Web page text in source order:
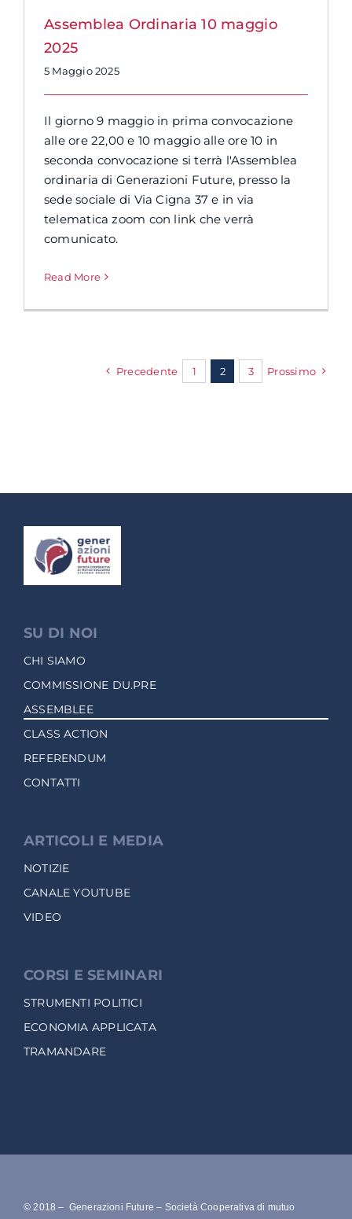
Assemblea Ordinaria 10 maggio
2025
5 Maggio 2025
Il giorno 9 maggio in prima convocazione
alle ore 22,00 e 10 maggio alle ore 10 in
seconda convocazione si terrà l'Assemblea
ordinaria di Generazioni Future, presso la
sede sociale di Via Cigna 37 e in via
telematica zoom con link che verrà
comunicato.
Read More
Precedente 1 2 3 Prossimo
SU DI NOI
CHI SIAMO
COMMISSIONE DU.PRE
ASSEMBLEE
CLASS ACTION
REFERENDUM
CONTATTI
ARTICOLI E MEDIA
NOTIZIE
CANALE YOUTUBE
VIDEO
CORSI E SEMINARI
STRUMENTI POLITICI
ECONOMIA APPLICATA
TRAMANDARE
© 2018 – Generazioni Future – Società Cooperativa di mutuo